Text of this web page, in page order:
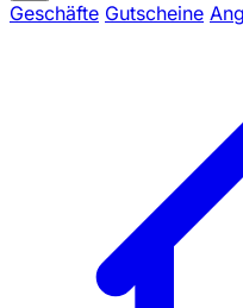
Geschäfte Gutscheine